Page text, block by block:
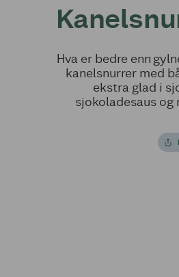
Hva er bedre enn
kanelsnurrer med
ekstra glad i
sjokoladesaus og